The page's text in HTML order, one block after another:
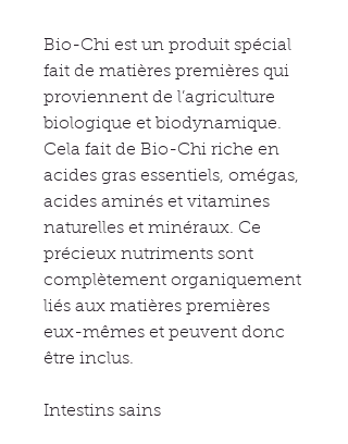
Bio-Chi est un produit spécial
fait de matières premières qui
proviennent de l’agriculture
biologique et biodynamique.
Cela fait de Bio-Chi riche en
acides gras essentiels, omégas,
acides aminés et vitamines
naturelles et minéraux. Ce
précieux nutriments sont
complètement organiquement
liés aux matières premières
eux-mêmes et peuvent donc
être inclus.
Intestins sains